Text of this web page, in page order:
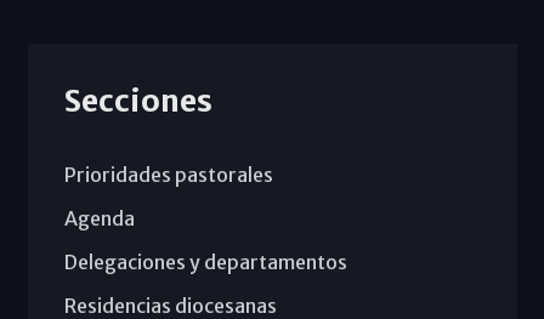
Secciones
Prioridades pastorales
Agenda
Delegaciones y departamentos
Residencias diocesanas